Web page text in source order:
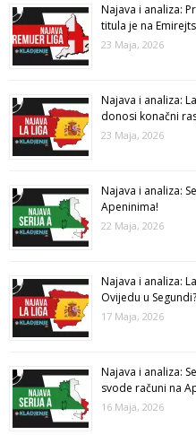
Najava i analiza:
titula je na
23 Maja, 2026
Najava i analiza:
donosi konačni
23 Maja, 2026
Najava i analiza:
Apeninima!
22 Maja, 2026
Najava i analiza:
Ovijedu u Segundi?
17 Maja, 2026
Najava i analiza:
svode računi na
16 Maja, 2026